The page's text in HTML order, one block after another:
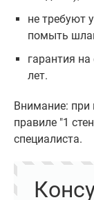
не требуют
помыть
гарантия
лет.
Внимание:
правиле "1
специалиста.